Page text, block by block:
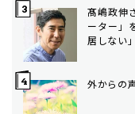
髙嶋政伸
ーター」
居しない
外からの